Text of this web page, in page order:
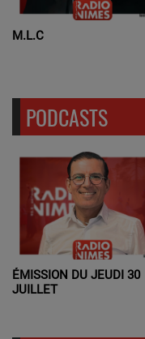
M.L.C
PODCASTS
ÉMISSION DU JEUDI 30
JUILLET